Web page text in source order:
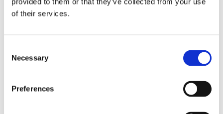
of their services.
Selection
Necessary
Preferences
Acquista online i nostri prodotti